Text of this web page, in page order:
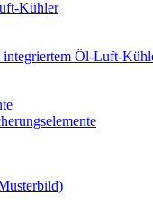
Kühler
integriertem Öl-Luft-